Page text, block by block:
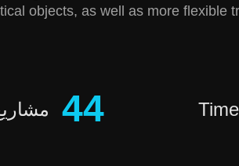
objects, as well as more flexible
44